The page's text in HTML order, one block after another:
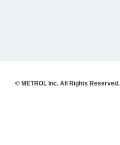
© METROL Inc. All Rights Reserved.